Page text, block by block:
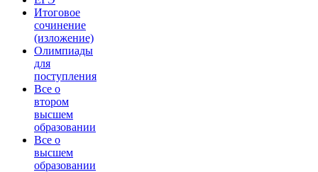
Итоговое
сочинение
(изложение)
Олимпиады
для
поступления
Все о
втором
высшем
образовании
Все о
высшем
образовании